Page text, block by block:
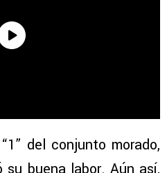
del conjunto morado,
su buena labor. Aún así,